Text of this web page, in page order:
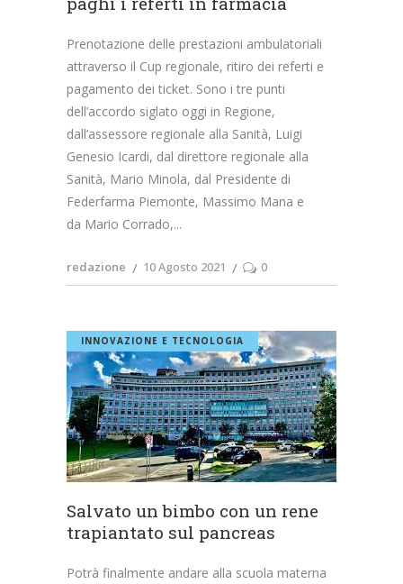
Prenotazione delle prestazioni ambulatoriali
attraverso il Cup regionale, ritiro dei referti e
pagamento dei ticket. Sono i tre punti
dell’accordo siglato oggi in Regione,
dall’assessore regionale alla Sanità, Luigi
Genesio Icardi, dal direttore regionale alla
Sanità, Mario Minola, dal Presidente di
Federfarma Piemonte, Massimo Mana e
da Mario Corrado,
redazione 10 Agosto 2021 0
INNOVAZIONE E TECNOLOGIA
Salvato un bimbo con un rene
trapiantato sul pancreas
Potrà finalmente andare alla scuola materna